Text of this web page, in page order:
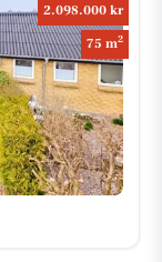
2.098.000 kr
75 m2